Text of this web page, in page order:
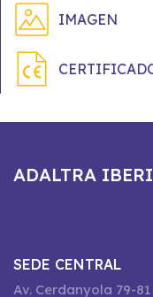
IMAGEN
ADALTRA
SEDE CENTRAL
Av. Cerdanyola 79-